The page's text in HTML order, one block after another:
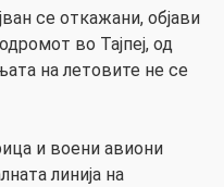
се откажани, објави
во Тајпеј, од
на летовите не се
и воени авиони
линија на